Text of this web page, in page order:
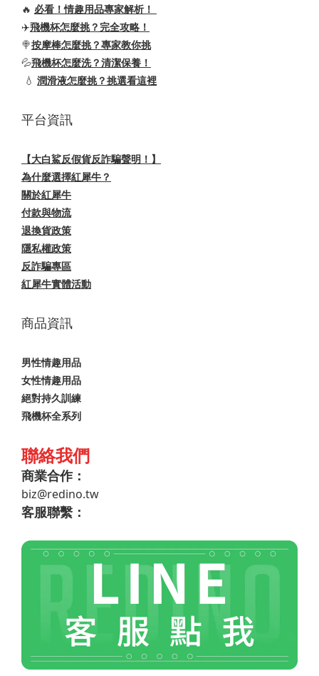
🔥 必看！情趣用品專家解析！
✈️飛機杯怎麼挑？完全攻略！
🍭按摩棒怎麼挑？專家教你挑
💦飛機杯怎麼洗？清潔保養！
💧 潤滑液怎麼挑？挑選看這裡
平台資訊
【大白鯊反假貨反詐騙聲明！】
為什麼選擇紅犀牛？
關於紅犀牛
付款與物流
退換貨政策
隱私權政策
反詐騙專區
紅犀牛實體活動
商品資訊
男性情趣用品
女性情趣用品
絕對持久訓練
飛機杯全系列
聯絡我們
商業合作：
biz@redino.tw
客服聯繫：